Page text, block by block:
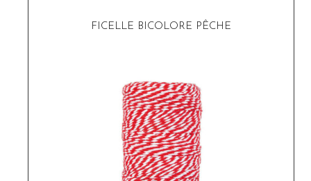
FICELLE BICOLORE PÊCHE